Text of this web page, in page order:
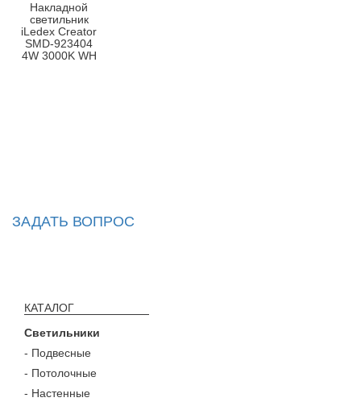
Накладной
светильник
iLedex Creator
SMD-923404
4W 3000K WH
ЗАДАТЬ ВОПРОС
КАТАЛОГ
Светильники
- Подвесные
- Потолочные
- Настенные